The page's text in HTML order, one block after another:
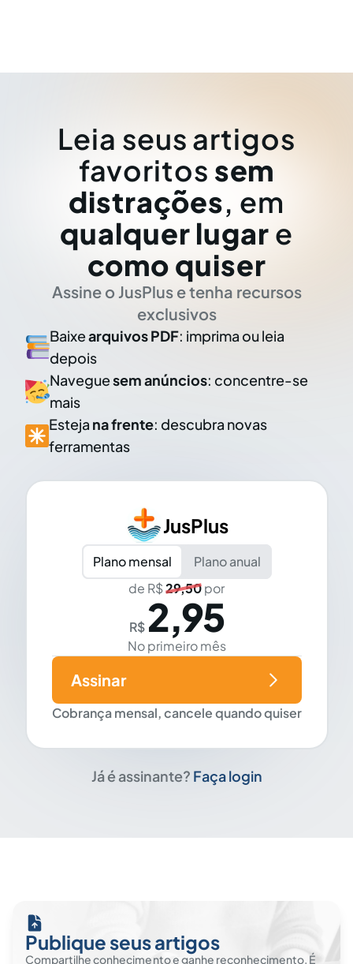
Leia seus artigos
favoritos sem
distrações, em
qualquer lugar e
como quiser
Assine o JusPlus e tenha recursos
exclusivos
Baixearquivos PDF: imprima ou leia
depois
Naveguesem anúncios: concentre-se
mais
Esteja na frente: descubra novas
ferramentas
JusPlus
Plano mensal
Plano anual
de R$29,50por
R$ 2,95
No primeiro mês
Cobrança mensal, cancele quando quiser
Assinar
Já é assinante? Faça login
Publique seus artigos
Compartilhe conhecimento e ganhe reconhecimento. É